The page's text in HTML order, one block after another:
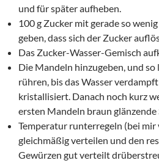
und für später aufheben.
100 g Zucker mit gerade so
geben, dass sich der Zucker
Das Zucker-Wasser-Gemisch
Die Mandeln hinzugeben, und
rühren, bis das Wasser
kristallisiert. Danach noch kurz
ersten Mandeln braun glänzende
Temperatur runterregeln (bei mir
gleichmäßig verteilen und den
Gewürzen gut verteilt